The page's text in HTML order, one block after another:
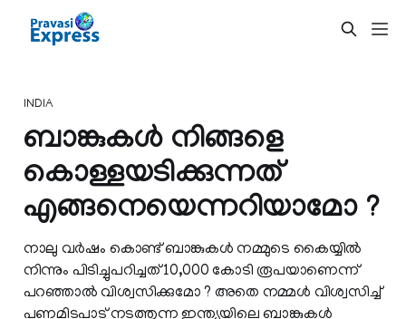
INDIA
ബാങ്കുകള്‍ നിങ്ങളെ
കൊള്ളയടിക്കുന്നത്
എങ്ങനെയെന്നറിയാമോ ?
നാലു വര്‍ഷം കൊണ്ട് ബാങ്കുകള്‍ നമ്മുടെ കൈയ്യില്‍
നിന്നും പിടിച്ചുപറിച്ചത് 10,000 കോടി രൂപയാണെന്ന്
പറഞ്ഞാല്‍ വിശ്വസിക്കുമോ ? അതെ നമ്മള്‍ വിശ്വസിച്ച്
പണമിടപാട് നടത്തുന്ന ഇന്ത്യയിലെ ബാങ്കുകള്‍